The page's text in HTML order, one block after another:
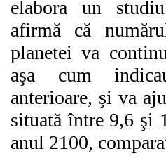
elabora un
afirmă că
planetei va
aşa cum
anterioare, şi va
situată între 9,6 şi
anul 2100,